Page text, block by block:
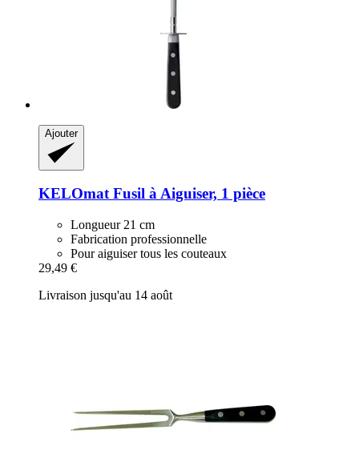
Ajouter
KELOmatFusil à Aiguiser, 1 pièce
Longueur 21 cm
Fabrication professionnelle
Pour aiguiser tous les couteaux
29,49 €
Livraison jusqu'au 14 août